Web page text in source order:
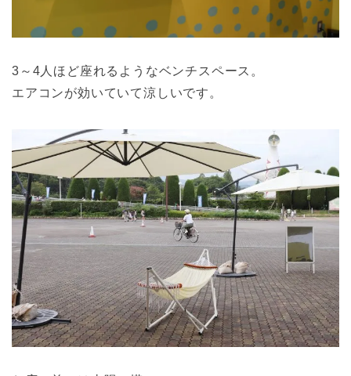
3～4人ほど座れるようなベンチスペース。
エアコンが効いていて涼しいです。